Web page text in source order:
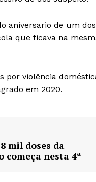
aniversario de um dos
que ficava na
por violência
em 2020.
mil doses da
começa nesta 4ª